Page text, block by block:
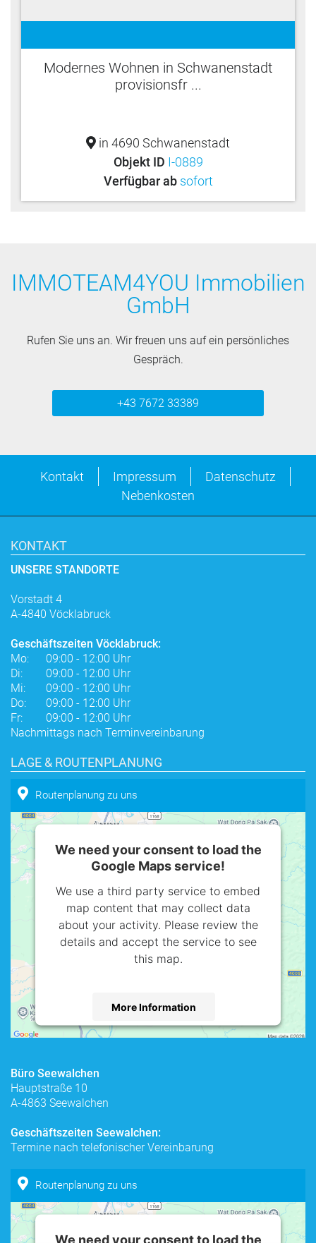
Modernes Wohnen in Schwanenstadt
provisionsfr ...
in 4690 Schwanenstadt
Objekt ID I-0889
Verfügbar ab sofort
IMMOTEAM4YOU Immobilien
GmbH
Rufen Sie uns an. Wir freuen uns auf ein persönliches
Gespräch.
+43 7672 33389
Kontakt Impressum
Datenschutz
Nebenkosten
KONTAKT
UNSERE STANDORTE
Vorstadt 4
A-4840 Vöcklabruck
Geschäftszeiten Vöcklabruck:
Mo:
Di:
Mi:
Do:
Fr:
09:00 - 12:00 Uhr
09:00 - 12:00 Uhr
09:00 - 12:00 Uhr
09:00 - 12:00 Uhr
09:00 - 12:00 Uhr
Nachmittags nach Terminvereinbarung
LAGE & ROUTENPLANUNG
Routenplanung zu uns
We need your consent to load the
Google Maps service!
We use a third party service to embed
map content that may collect data
about your activity. Please review the
details and accept the service to see
this map.
More Information
powered by
Büro Seewalchen
Hauptstraße 10
A-4863 Seewalchen
Geschäftszeiten Seewalchen:
Termine nach telefonischer Vereinbarung
Routenplanung zu uns
We need your consent to load the